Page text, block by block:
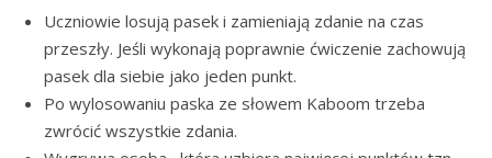
Uczniowie losują pasek i zamieniają zdanie na czas
przeszły. Jeśli wykonają poprawnie ćwiczenie zachowują
pasek dla siebie jako jeden punkt.
Po wylosowaniu paska ze słowem Kaboom trzeba
zwrócić wszystkie zdania.